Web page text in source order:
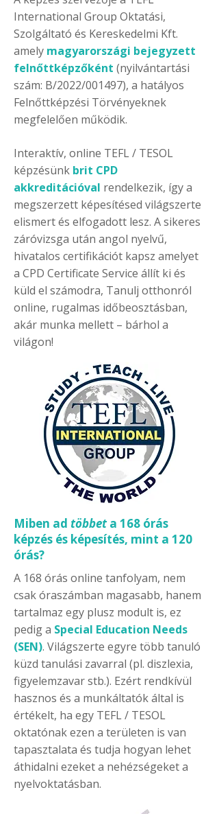
International Group Oktatási,
Szolgáltató és Kereskedelmi Kft.
amely magyarországi bejegyzett
felnőttképzőként (nyilvántartási
szám: B/2022/001497), a hatályos
Felnőttképzési Törvényeknek
megfelelően működik.
Interaktív, online TEFL / TESOL
képzésünk brit CPD
akkreditációval rendelkezik, így a
megszerzett képesítésed világszerte
elismert és elfogadott lesz. A sikeres
záróvizsga után angol nyelvű,
hivatalos certifikációt kapsz amelyet
a CPD Certificate Service állít ki és
küld el számodra, Tanulj otthonról
online, rugalmas időbeosztásban,
akár munka mellett – bárhol a
világon!
Miben ad többeta 168 órás
képzés és képesítés, mint a 120
órás?
A 168 órás online tanfolyam, nem
csak óraszámban magasabb, hanem
tartalmaz egy plusz modult is, ez
pedig a Special Education Needs
(SEN). Világszerte egyre több tanuló
küzd tanulási zavarral (pl. diszlexia,
figyelemzavar stb.). Ezért rendkívül
hasznos és a munkáltatók által is
értékelt, ha egy TEFL / TESOL
oktatónak ezen a területen is van
tapasztalata és tudja hogyan lehet
áthidalni ezeket a nehézségeket a
nyelvoktatásban.